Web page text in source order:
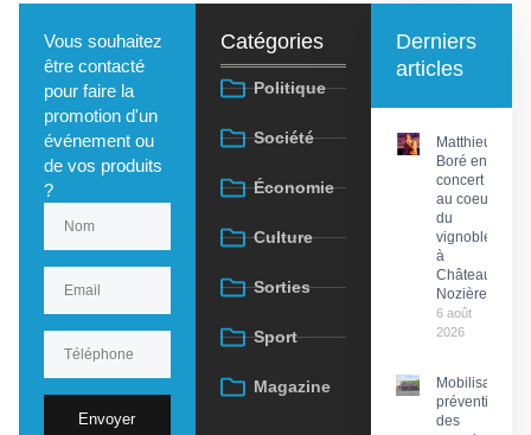
Vous souhaitez
être contacté
pour faire la
promotion d'un
événement ou
de vos produits
?
Envoyer
Catégories
Politique
Société
Économie
Culture
Sorties
Sport
Magazine
Derniers
articles
Matthieu
Boré en
concert
au coeur
du
vignoble
à
Château
Nozières
6 août
2026
Mobilisation
préventive
des